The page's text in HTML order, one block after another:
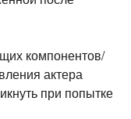
компонентов/
актера
при попытке